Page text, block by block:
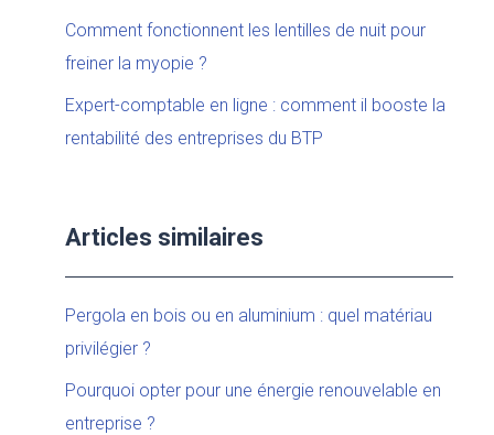
Comment fonctionnent les lentilles de nuit pour
freiner la myopie ?
Expert-comptable en ligne : comment il booste la
rentabilité des entreprises du BTP
Articles similaires
Pergola en bois ou en aluminium : quel matériau
privilégier ?
Pourquoi opter pour une énergie renouvelable en
entreprise ?